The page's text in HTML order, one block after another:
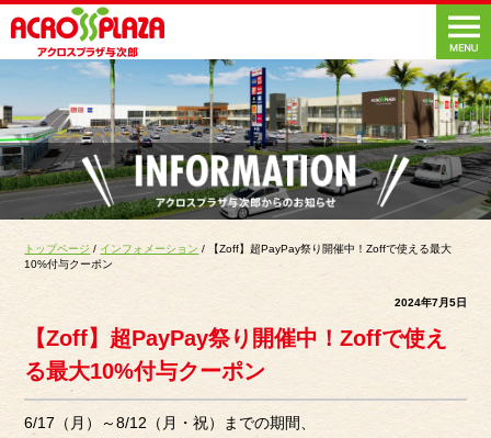
トップページ / インフォメーション / 【Zoff】超PayPay祭り開催中！Zoffで使える最大
10%付与クーポン
2024年7月5日
【Zoff】超PayPay祭り開催中！Zoffで使え
る最大10%付与クーポン
6/17（月）～8/12（月・祝）までの期間、